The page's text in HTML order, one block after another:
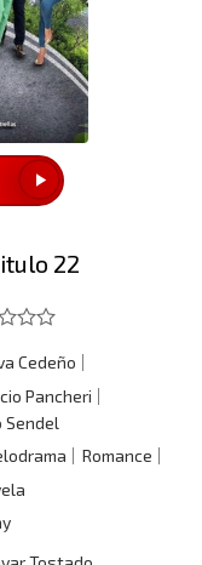
22
Cedeño
Pancheri
Sendel
Romance